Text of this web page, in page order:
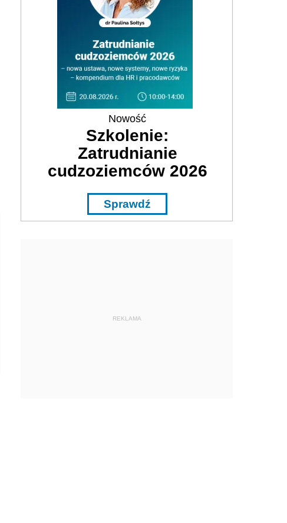
Nowość
Szkolenie:
Zatrudnianie
cudzoziemców 2026
Sprawdź
REKLAMA